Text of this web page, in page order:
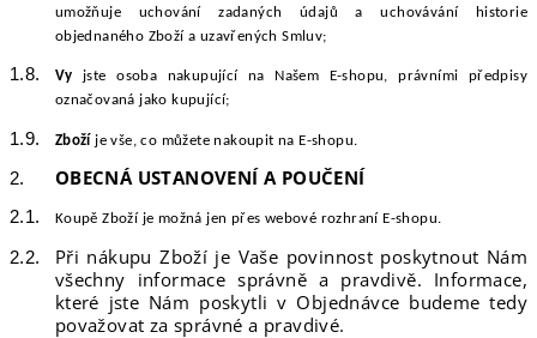
umožňuje uchování zadaných údajů a uchovávání historie
objednaného Zboží a uzavřených Smluv;
Vy jste osoba nakupující na Našem E-shopu, právními předpisy
označovaná jako kupující;
Zboží je vše, co můžete nakoupit na E-shopu.
OBECNÁ USTANOVENÍ A POUČENÍ
Koupě Zboží je možná jen přes webové rozhraní E-shopu.
Při nákupu Zboží je Vaše povinnost poskytnout Nám
všechny informace správně a pravdivě. Informace,
které jste Nám poskytli v Objednávce budeme tedy
považovat za správné a pravdivé.